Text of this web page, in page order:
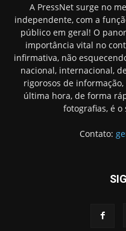
A PressNet surge no
independente, com a
público em geral! O
importância vital no
infirmativa, não
nacional, internacional,
rigorosos de
última hora, de forma
fotografias, é
Contato: